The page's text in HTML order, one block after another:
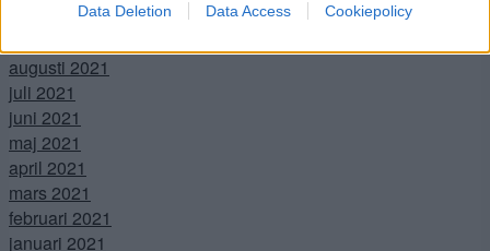
Data Deletion Data Access Cookiepolicy
oktober 2021
augusti 2021
juli 2021
juni 2021
maj 2021
april 2021
mars 2021
februari 2021
januari 2021